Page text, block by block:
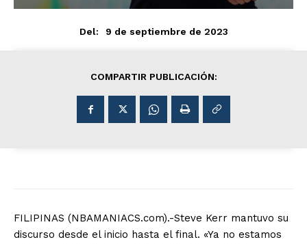
Del: 9 de septiembre de 2023
COMPARTIR PUBLICACIÓN:
FILIPINAS (NBAMANIACS.com).-Steve Kerr mantuvo su
discurso desde el inicio hasta el final. «Ya no estamos